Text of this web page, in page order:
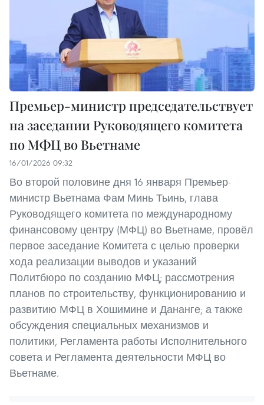
Премьер-министр председательствует
на заседании Руководящего комитета
по МФЦ во Вьетнаме
16/01/2026 09:32
Во второй половине дня 16 января Премьер-
министр Вьетнама Фам Минь Тьинь, глава
Руководящего комитета по международному
финансовому центру (МФЦ) во Вьетнаме, провёл
первое заседание Комитета с целью проверки
хода реализации выводов и указаний
Политбюро по созданию МФЦ; рассмотрения
планов по строительству, функционированию и
развитию МФЦ в Хошимине и Дананге; а также
обсуждения специальных механизмов и
политики, Регламента работы Исполнительного
совета и Регламента деятельности МФЦ во
Вьетнаме.